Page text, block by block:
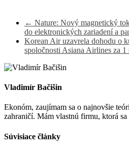
← Nature: Nový magnetický
do elektronických zariadení a
Korean Air uzavrela dohodu o
spoločnosti Asiana Airlines za
Vladimír Bačišin
Ekonóm, zaujímam sa o najnovšie
zahraničí. Mám vlastnú firmu, ktorá sa
Súvisiace články